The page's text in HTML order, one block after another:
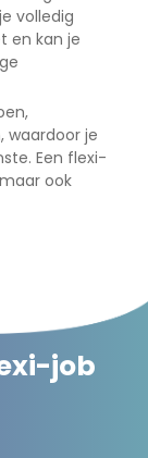
volledig
en kan je
waardoor je
Een flexi-
ook
job